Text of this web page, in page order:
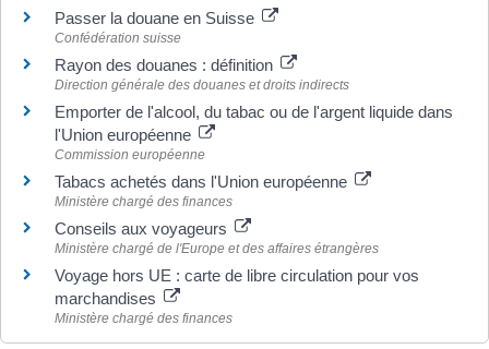
Passer la douane en Suisse
Confédération suisse
Rayon des douanes : définition
Direction générale des douanes et droits indirects
Emporter de l'alcool, du tabac ou de l'argent liquide dans
l'Union européenne
Commission européenne
Tabacs achetés dans l'Union européenne
Ministère chargé des finances
Conseils aux voyageurs
Ministère chargé de l'Europe et des affaires étrangères
Voyage hors UE : carte de libre circulation pour vos
marchandises
Ministère chargé des finances